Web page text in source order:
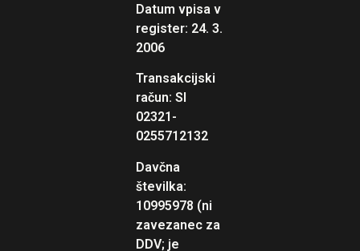
Datum vpisa v
register: 24. 3.
2006
Transakcijski
račun: SI
02321-
0255712132
Davčna
številka:
10995978 (ni
zavezanec za
DDV; je